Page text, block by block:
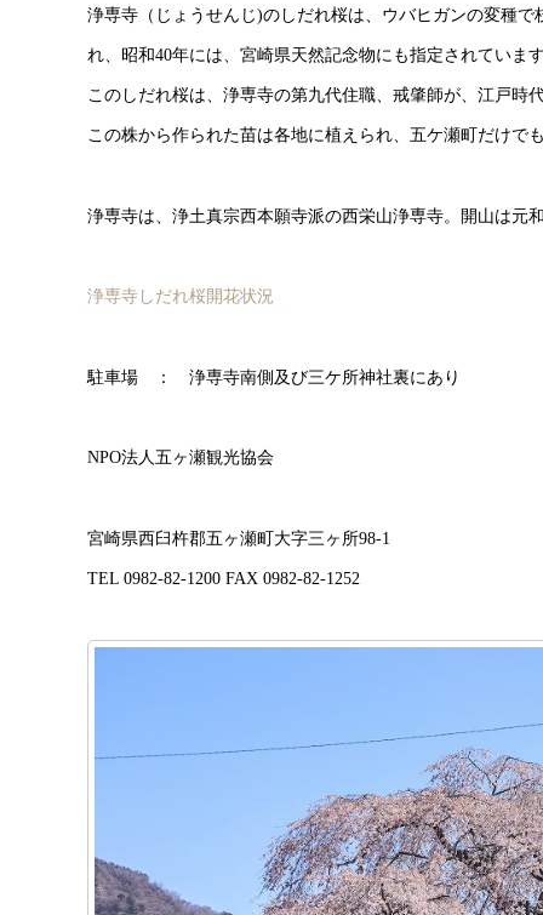
浄専寺（じょうせんじ)のしだれ桜は、ウバヒガンの変種
れ、昭和40年には、宮崎県天然記念物にも指定されていま
このしだれ桜は、浄専寺の第九代住職、戒肇師が、江戸時
この株から作られた苗は各地に植えられ、五ケ瀬町だけで
浄専寺は、浄土真宗西本願寺派の西栄山浄専寺。開山は元
浄専寺しだれ桜開花状況
駐車場 ： 浄専寺南側及び三ケ所神社裏にあり
NPO法人五ヶ瀬観光協会
宮崎県西臼杵郡五ヶ瀬町大字三ヶ所98-1
TEL 0982-82-1200 FAX 0982-82-1252